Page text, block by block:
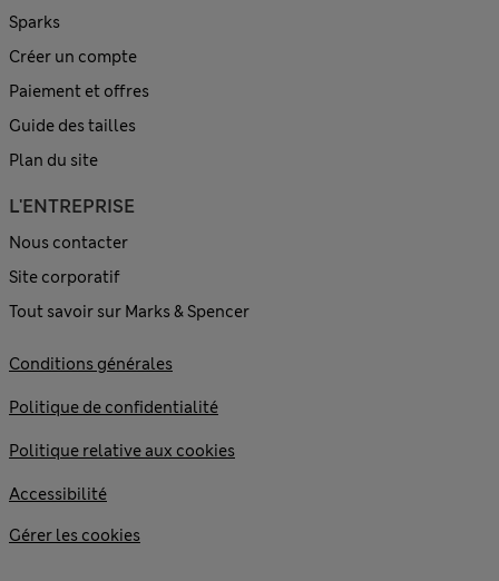
Sparks
Créer un compte
Paiement et offres
Guide des tailles
Plan du site
L'ENTREPRISE
Nous contacter
Site corporatif
Tout savoir sur Marks & Spencer
Conditions générales
Politique de confidentialité
Politique relative aux cookies
Accessibilité
Gérer les cookies